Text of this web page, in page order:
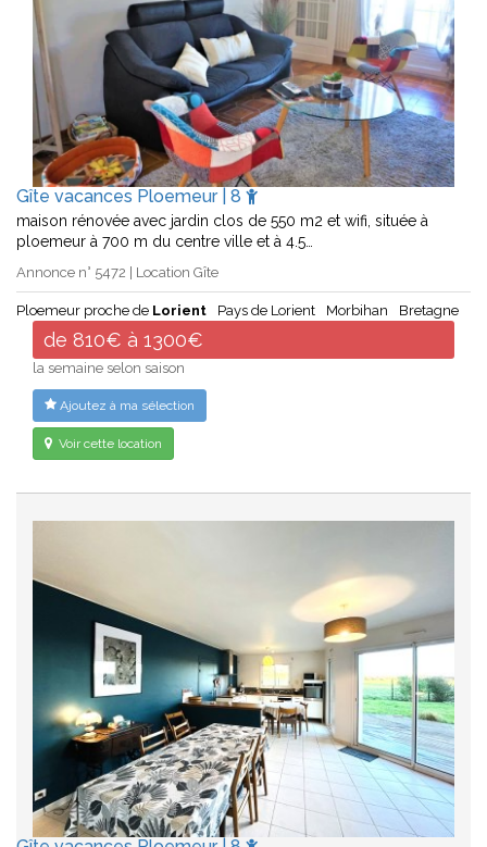
Gîte vacances Ploemeur | 8
maison rénovée avec jardin clos de 550 m2 et wifi, située à
ploemeur à 700 m du centre ville et à 4.5…
Annonce n° 5472 | Location Gîte
Ploemeur proche de Lorient Pays de Lorient Morbihan Bretagne
de 810€ à 1300€
la semaine selon saison
Ajoutez à ma sélection
Voir cette location